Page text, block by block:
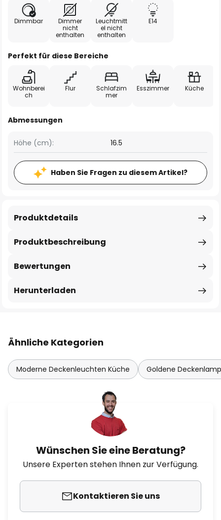
Dimmbar
Dimmer
nicht
enthalten
Leuchtmitt
el nicht
enthalten
E14
Perfekt für diese Bereiche
Wohnberei
ch
Flur
Schlafzim
mer
Esszimmer Küche
Abmessungen
Höhe (cm): 16.5
Haben Sie Fragen zu diesem Artikel?
Produktbeschreibung
Produktdetails
Bewertungen
Herunterladen
Ähnliche Kategorien
Moderne Deckenleuchten Küche Goldene
Wünschen Sie eine Beratung?
Unsere Experten stehen Ihnen zur Verfügung.
Kontaktieren Sie uns